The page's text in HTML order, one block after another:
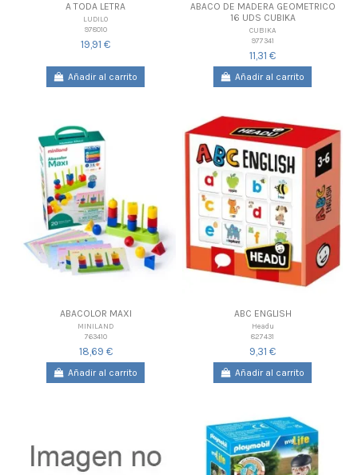
A TODA LETRA
LUDILO
978010
19,91 €
Añadir al carrito
ABACO DE MADERA GEOMETRICO
16 UDS CUBIKA
CUBIKA
977341
11,31 €
Añadir al carrito
ABACOLOR MAXI
MINILAND
763410
18,69 €
Añadir al carrito
ABC ENGLISH
Headu
827431
9,31 €
Añadir al carrito